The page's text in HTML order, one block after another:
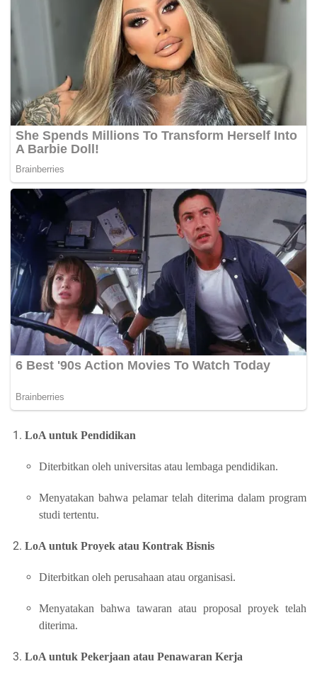
LoA untuk Pendidikan
Diterbitkan oleh universitas atau lembaga pendidikan.
Menyatakan bahwa pelamar telah diterima dalam program
studi tertentu.
LoA untuk Proyek atau Kontrak Bisnis
Diterbitkan oleh perusahaan atau organisasi.
Menyatakan bahwa tawaran atau proposal proyek telah
diterima.
LoA untuk Pekerjaan atau Penawaran Kerja